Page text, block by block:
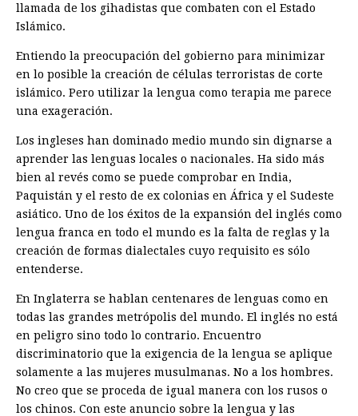
llamada de los gihadistas que combaten con el Estado
Islámico.
Entiendo la preocupación del gobierno para minimizar
en lo posible la creación de células terroristas de corte
islámico. Pero utilizar la lengua como terapia me parece
una exageración.
Los ingleses han dominado medio mundo sin dignarse a
aprender las lenguas locales o nacionales. Ha sido más
bien al revés como se puede comprobar en India,
Paquistán y el resto de ex colonias en África y el Sudeste
asiático. Uno de los éxitos de la expansión del inglés como
lengua franca en todo el mundo es la falta de reglas y la
creación de formas dialectales cuyo requisito es sólo
entenderse.
En Inglaterra se hablan centenares de lenguas como en
todas las grandes metrópolis del mundo. El inglés no está
en peligro sino todo lo contrario. Encuentro
discriminatorio que la exigencia de la lengua se aplique
solamente a las mujeres musulmanas. No a los hombres.
No creo que se proceda de igual manera con los rusos o
los chinos. Con este anuncio sobre la lengua y las